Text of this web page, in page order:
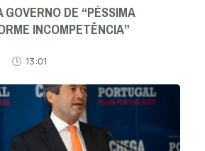
DE “PÉSSIMA
INCOMPETÊNCIA”
13:01